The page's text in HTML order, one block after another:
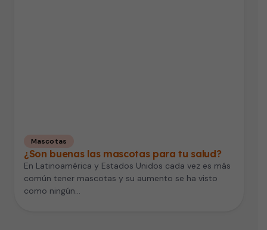
Mascotas
¿Son buenas las mascotas para tu salud?
En Latinoamérica y Estados Unidos cada vez es más
común tener mascotas y su aumento se ha visto
como ningún…